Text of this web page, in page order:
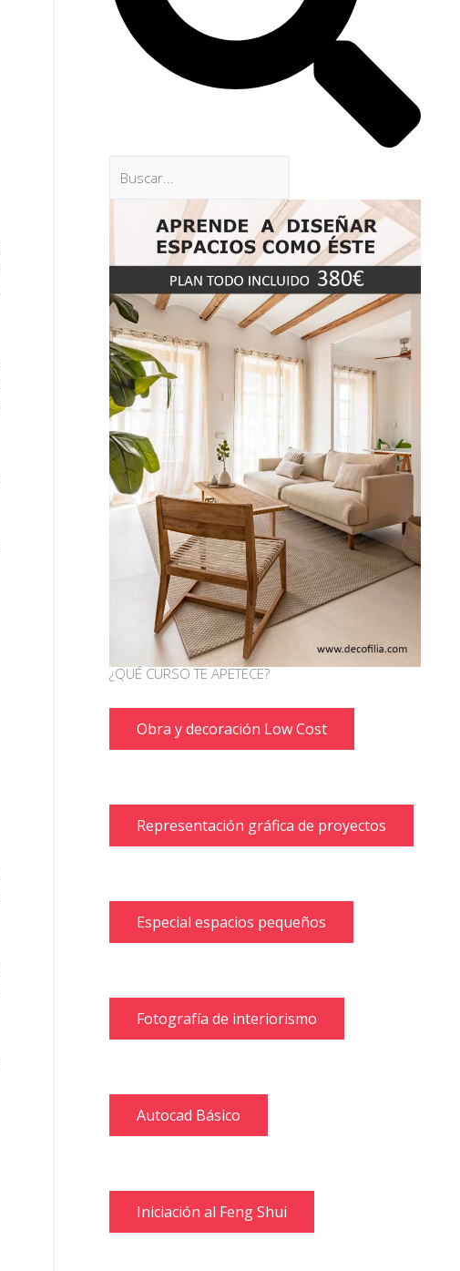
¿QUÉ CURSO TE APETECE?
Obra y decoración Low Cost
Representación gráfica de proyectos
Especial espacios pequeños
Fotografía de interiorismo
Autocad Básico
Iniciación al Feng Shui